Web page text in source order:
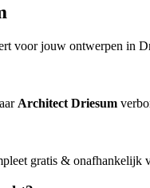
voor jouw ontwerpen in
Architect Driesum
gratis & onafhankelijk